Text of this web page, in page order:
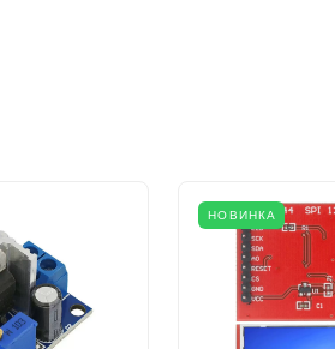
НОВИНКА